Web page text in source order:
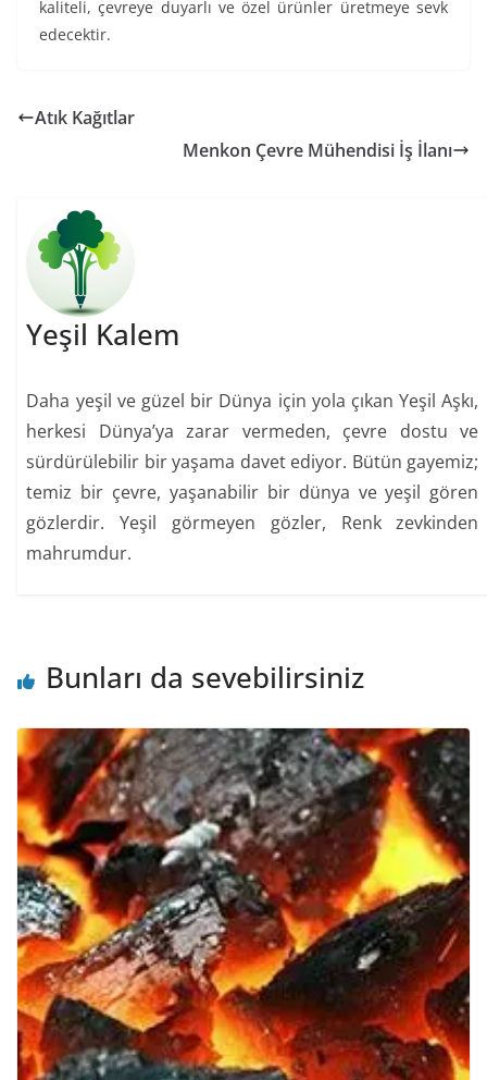
kaliteli, çevreye duyarlı ve özel ürünler üretmeye sevk
edecektir.
Atık Kağıtlar
Menkon Çevre Mühendisi İş İlanı
Yeşil Kalem
Daha yeşil ve güzel bir Dünya için yola çıkan Yeşil Aşkı,
herkesi Dünya’ya zarar vermeden, çevre dostu ve
sürdürülebilir bir yaşama davet ediyor. Bütün gayemiz;
temiz bir çevre, yaşanabilir bir dünya ve yeşil gören
gözlerdir. Yeşil görmeyen gözler, Renk zevkinden
mahrumdur.
Bunları da sevebilirsiniz